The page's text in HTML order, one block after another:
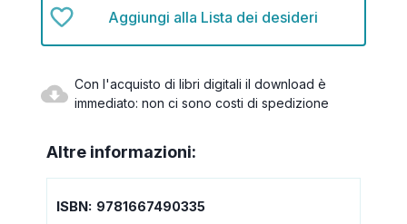
Aggiungi alla Lista dei desideri
Con l'acquisto di libri digitali il download è
immediato: non ci sono costi di spedizione
Altre informazioni:
ISBN: 9781667490335